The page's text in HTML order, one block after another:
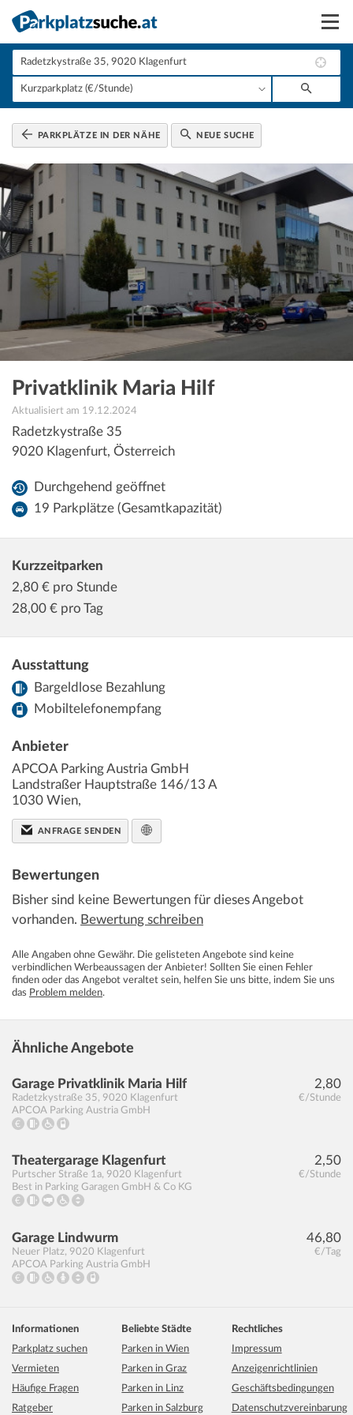
Suchen
Vermieten
Anmelden
PARKPLÄTZE IN DER NÄHE NEUE SUCHE
Privatklinik Maria Hilf
Aktualisiert am 19.12.2024
Radetzkystraße 35
9020 Klagenfurt, Österreich
Durchgehend geöffnet
19 Parkplätze (Gesamtkapazität)
Kurzzeitparken
2,80 € pro Stunde
28,00 € pro Tag
Ausstattung
Bargeldlose Bezahlung
Mobiltelefonempfang
Anbieter
APCOA Parking Austria GmbH
Landstraßer Hauptstraße 146/13 A
1030 Wien,
ANFRAGE SENDEN
Bewertungen
Bisher sind keine Bewertungen für dieses Angebot
vorhanden. Bewertung schreiben
Alle Angaben ohne Gewähr. Die gelisteten Angebote sind keine
verbindlichen Werbeaussagen der Anbieter! Sollten Sie einen Fehler
finden oder das Angebot veraltet sein, helfen Sie uns bitte, indem Sie uns
das Problem melden.
Ähnliche Angebote
2,80
€/Stunde
Garage Privatklinik Maria Hilf
Radetzkystraße 35, 9020 Klagenfurt
APCOA Parking Austria GmbH
2,50
€/Stunde
Theatergarage Klagenfurt
Purtscher Straße 1a, 9020 Klagenfurt
Best in Parking Garagen GmbH & Co KG
46,80
€/Tag
Garage Lindwurm
Neuer Platz, 9020 Klagenfurt
APCOA Parking Austria GmbH
Informationen
Parkplatz suchen
Vermieten
Häufige Fragen
Ratgeber
Beliebte Städte
Parken in Wien
Parken in Graz
Parken in Linz
Parken in Salzburg
Rechtliches
Impressum
Anzeigenrichtlinien
Geschäftsbedingungen
Datenschutzvereinbarung